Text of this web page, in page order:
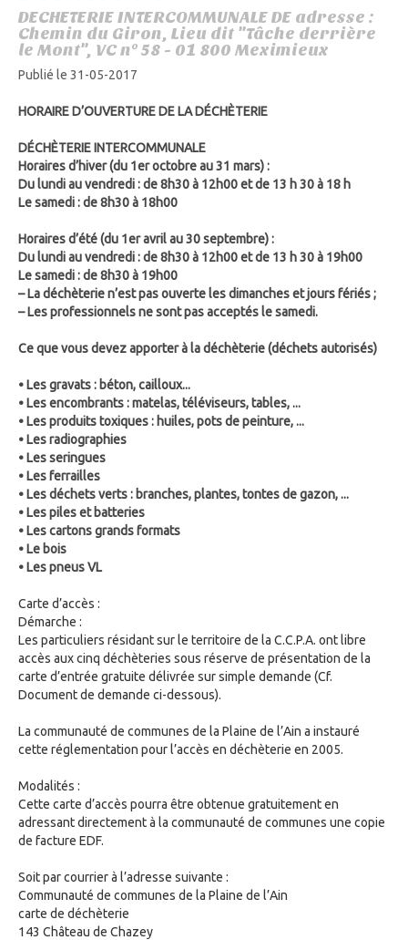
DECHETERIE INTERCOMMUNALE DE adresse :
Chemin du Giron, Lieu dit "Tâche derrière
le Mont", VC n° 58 - 01 800 Meximieux
Publié le 31-05-2017
HORAIRE D’OUVERTURE DE LA DÉCHÈTERIE
DÉCHÈTERIE INTERCOMMUNALE
Horaires d’hiver (du 1er octobre au 31 mars) :
Du lundi au vendredi : de 8h30 à 12h00 et de 13 h 30 à 18 h
Le samedi : de 8h30 à 18h00
Horaires d’été (du 1er avril au 30 septembre) :
Du lundi au vendredi : de 8h30 à 12h00 et de 13 h 30 à 19h00
Le samedi : de 8h30 à 19h00
–La déchèterie n’est pas ouverte les dimanches et jours fériés ;
–Les professionnels ne sont pas acceptés le samedi.
Ce que vous devez apporter à la déchèterie (déchets autorisés)
• Les gravats : béton, cailloux...
• Les encombrants : matelas, téléviseurs, tables, ...
• Les produits toxiques : huiles, pots de peinture, ...
• Les radiographies
• Les seringues
• Les ferrailles
• Les déchets verts : branches, plantes, tontes de gazon, ...
• Les piles et batteries
• Les cartons grands formats
• Le bois
• Les pneus VL
Carte d’accès :
Démarche :
Les particuliers résidant sur le territoire de la C.C.P.A. ont libre
accès aux cinq déchèteries sous réserve de présentation de la
carte d’entrée gratuite délivrée sur simple demande (Cf.
Document de demande ci-dessous).
La communauté de communes de la Plaine de l’Ain a instauré
cette réglementation pour l’accès en déchèterie en 2005.
Modalités :
Cette carte d’accès pourra être obtenue gratuitement en
adressant directement à la communauté de communes une copie
de facture EDF.
Soit par courrier à l’adresse suivante :
Communauté de communes de la Plaine de l’Ain
carte de déchèterie
143 Château de Chazey